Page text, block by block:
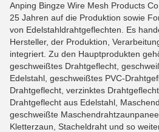
Anping Bingze Wire Mesh Products
25 Jahren auf die Produktion sowie
von Edelstahldrahtgeflechten. Es
Hersteller, der Produktion,
integriert. Zu den Hauptprodukten
geschweißtes Drahtgeflecht,
Edelstahl, geschweißtes PVC-
Drahtgeflecht, verzinktes
Drahtgeflecht aus Edelstahl,
geschweißte
Kletterzaun, Stacheldraht und so